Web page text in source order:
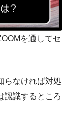
を通してセ
らなければ対処
認識するところ